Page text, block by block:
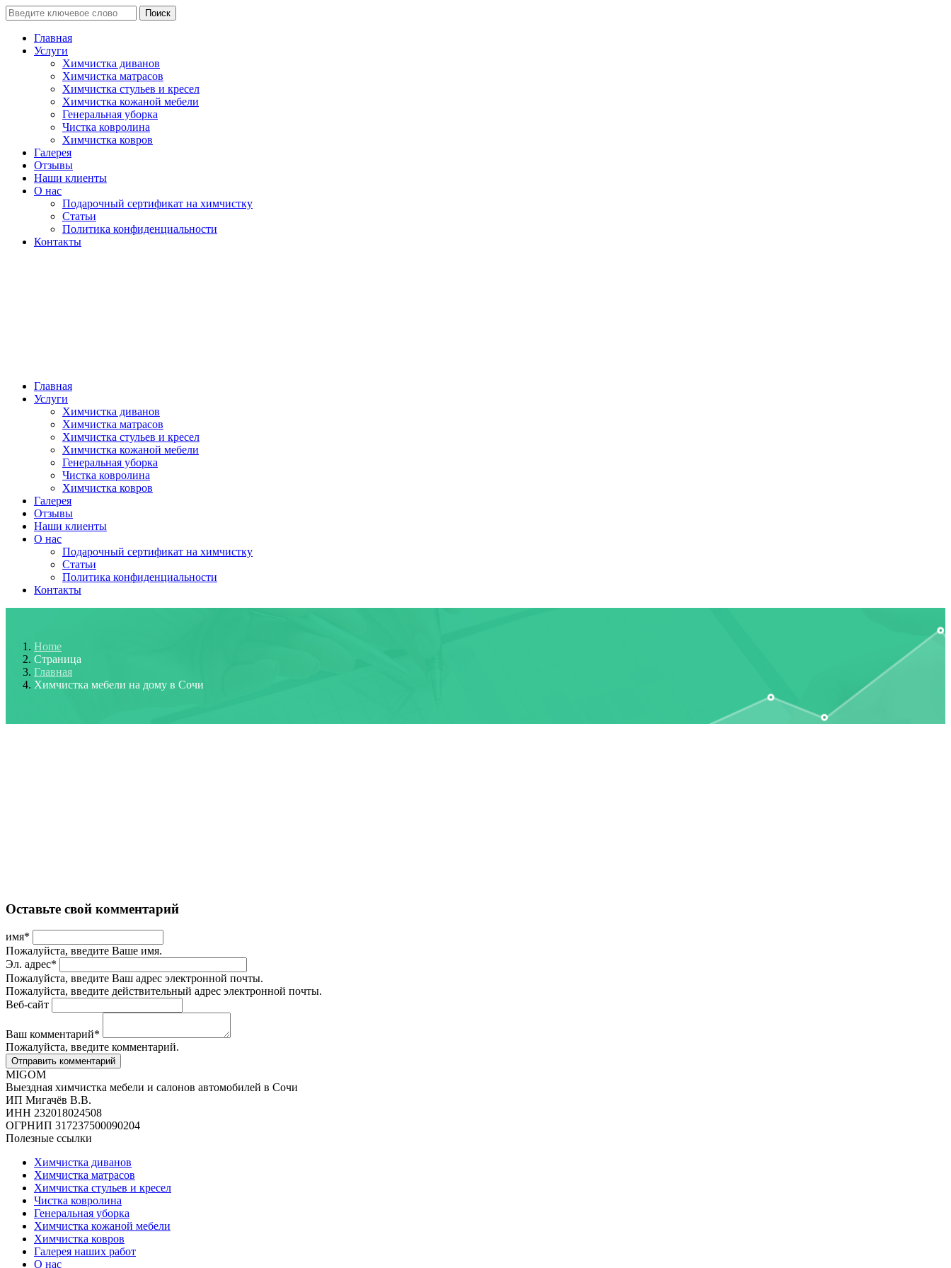
Поиск
Главная
Услуги
Химчистка диванов
Химчистка матрасов
Химчистка стульев и кресел
Химчистка кожаной мебели
Генеральная уборка
Чистка ковролина
Химчистка ковров
Галерея
Отзывы
Наши клиенты
О нас
Подарочный сертификат на химчистку
Статьи
Политика конфиденциальности
Контакты
Главная
Услуги
Химчистка диванов
Химчистка матрасов
Химчистка стульев и кресел
Химчистка кожаной мебели
Генеральная уборка
Чистка ковролина
Химчистка ковров
Галерея
Отзывы
Наши клиенты
О нас
Подарочный сертификат на химчистку
Статьи
Политика конфиденциальности
Контакты
Home
Страница
Главная
Химчистка мебели на дому в Сочи
Оставьте свой комментарий
имя*
Пожалуйста, введите Ваше имя.
Эл. адрес*
Пожалуйста, введите Ваш адрес электронной почты.
Пожалуйста, введите действительный адрес электронной почты.
Веб-сайт
Ваш комментарий*
Пожалуйста, введите комментарий.
MIGOM
Выездная химчистка мебели и салонов автомобилей в Сочи
ИП Мигачёв В.В.
ИНН 232018024508
ОГРНИП 317237500090204
Полезные ссылки
Химчистка диванов
Химчистка матрасов
Химчистка стульев и кресел
Чистка ковролина
Генеральная уборка
Химчистка кожаной мебели
Химчистка ковров
Галерея наших работ
О нас